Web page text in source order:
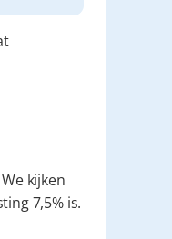
kijken
7,5% is.